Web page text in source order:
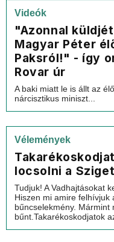
Videók
"Azonnal
Magyar Péter
Paksról!" - így
Rovar úr
A baki miatt le is állt az
nárcisztikus miniszt...
Vélemények
locsolni a
Tudjuk! A Vadhajtásokat
Hiszen mi amire felhívjuk
bűncselekmény. Mármint
bűnt.Takarékoskodjatok